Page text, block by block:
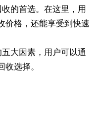
的首选。在这里，用
价格，还能享受到快速
大因素，用户可以通
选择。